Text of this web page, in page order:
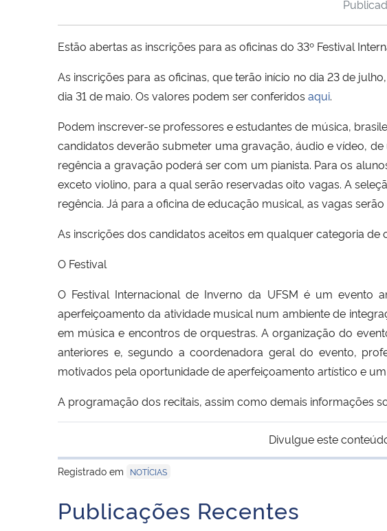
Estão abertas as inscrições para as oficinas do 33º Festival
As inscrições para as oficinas, que terão início no dia 23 de
dia 31 de maio. Os valores podem ser conferidos aqui.
Podem inscrever-se professores e estudantes de música,
candidatos deverão submeter uma gravação, áudio e vídeo,
regência a gravação poderá ser com um pianista. Para os
exceto violino, para a qual serão reservadas oito vagas. A
regência. Já para a oficina de educação musical, as vagas
As inscrições dos candidatos aceitos em qualquer categoria
O Festival
O Festival Internacional de Inverno da UFSM é um
aperfeiçoamento da atividade musical num ambiente de
em música e encontros de orquestras. A organização do
anteriores e, segundo a coordenadora geral do evento,
motivados pela oportunidade de aperfeiçoamento artístico e
A programação dos recitais, assim como demais informações
Divulgue este
Registrado em
NOTÍCIAS
Publicações Recentes